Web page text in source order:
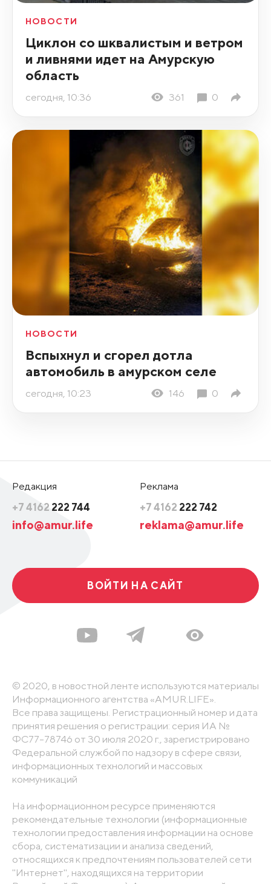
НОВОСТИ
Циклон со шквалистым и ветром
и ливнями идет на Амурскую
область
сегодня, 10:36 361 0
НОВОСТИ
Вспыхнул и сгорел дотла
автомобиль в амурском селе
сегодня, 10:23 146 0
Редакция
+7 4162 222 744
info@amur.life
Реклама
+7 4162 222 742
reklama@amur.life
ВОЙТИ НА САЙТ
© 2020, в новостной ленте используются материалы
Информационного агентства «AMUR.LIFE».
Все права защищены. Регистрационный номер и дата
принятия решения о регистрации: серия ИА №
ФС77-78746 от 30 июля 2020 г., зарегистрировано
Федеральной службой по надзору в сфере связи,
информационных технологий и массовых
коммуникаций
На информационном ресурсе применяются
рекомендательные технологии (информационные
технологии предоставления информации на основе
сбора, систематизации и анализа сведений,
относящихся к предпочтениям пользователей сети
"Интернет", находящихся на территории